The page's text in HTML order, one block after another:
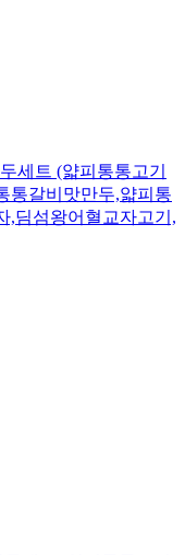
세트 (얇피통통고기
통갈비맛만두,얇피통
,딤섬왕어혈교자고기,